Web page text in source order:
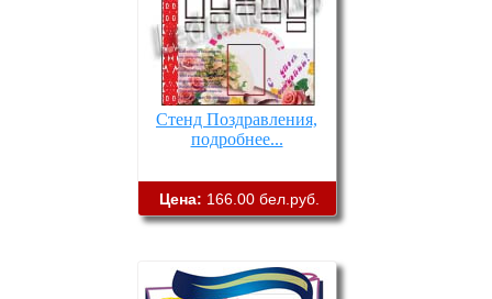
Стенд Поздравления,
подробнее...
Цена: 166.00 бел.руб.